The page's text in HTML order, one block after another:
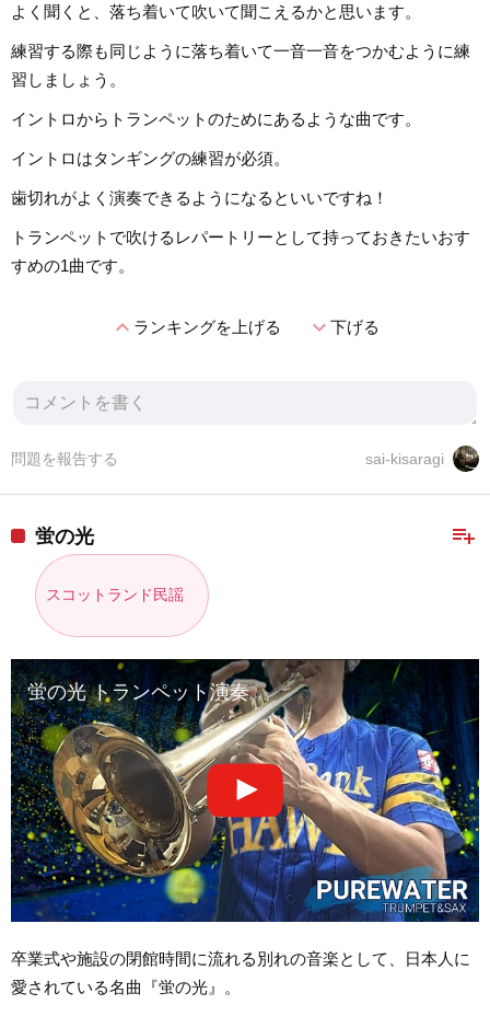
よく聞くと、落ち着いて吹いて聞こえるかと思います。
練習する際も同じように落ち着いて一音一音をつかむように練
習しましょう。
イントロからトランペットのためにあるような曲です。
イントロはタンギングの練習が必須。
歯切れがよく演奏できるようになるといいですね！
トランペットで吹けるレパートリーとして持っておきたいおす
すめの1曲です。
expand_lessランキングを上げる expand_more下げる
sai-kisaragi
問題を報告する
playlist_add
蛍の光
スコットランド民謡
蛍の光 トランペット演奏
卒業式や施設の閉館時間に流れる別れの音楽として、日本人に
愛されている名曲『蛍の光』。